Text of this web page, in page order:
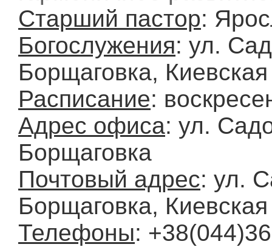
Старший пастор:
Богослужения: ул.
Борщаговка,
Расписание:
Адрес офиса: ул.
Борщаговка
Почтовый адрес: ул.
Борщаговка,
Телефоны: